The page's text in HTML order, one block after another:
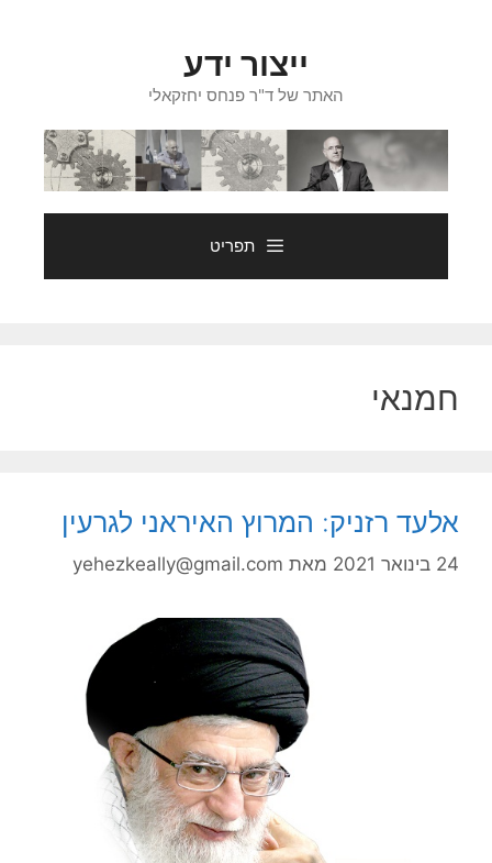
ייצור ידע
האתר של ד"ר פנחס יחזקאלי
תפריט
חמנאי
אלעד רזניק: המרוץ האיראני לגרעין
24 בינואר 2021 מאת yehezkeally@gmail.com